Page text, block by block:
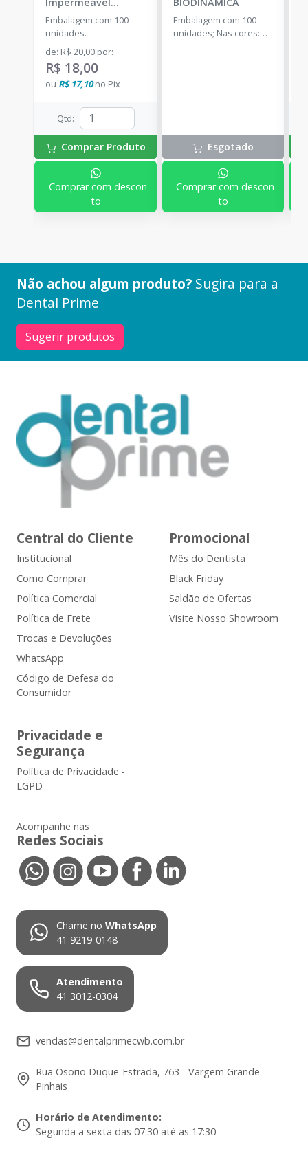
Branco
SSPLUS
Embalagem com 100
unidades.
de:R$ 20,00por:
R$ 18,00
ou R$ 17,10no Pix
Qtd:
Comprar Produto
Comprar com descon
to
Embalagem com 100
unidades; Nas cores:
Esgotado
Comprar com descon
to
Não achou algum produto? Sugira para a
Dental Prime
Sugerir produtos
Central do Cliente
Institucional
Como Comprar
Política Comercial
Política de Frete
Trocas e Devoluções
WhatsApp
Código de Defesa do
Consumidor
Promocional
Mês do Dentista
Black Friday
Saldão de Ofertas
Visite Nosso Showroom
Privacidade e
Segurança
Política de Privacidade -
LGPD
Acompanhe nas
Redes Sociais
Chame no WhatsApp
41 9219-0148
Atendimento
41 3012-0304
vendas@dentalprimecwb.com.br
Rua Osorio Duque-Estrada, 763 - Vargem Grande -
Pinhais
Horário de Atendimento:
Segunda a sexta das 07:30 até as 17:30